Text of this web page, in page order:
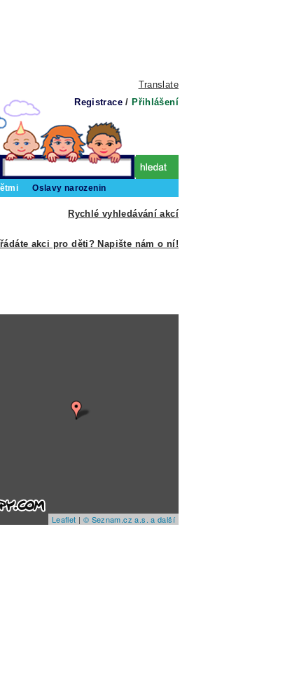
Translate
Registrace / Přihlášení
Oslavy narozenin
Rychlé vyhledávání akcí
akci pro děti? Napište nám o ní!
Leaflet | © Seznam.cz a.s. a další